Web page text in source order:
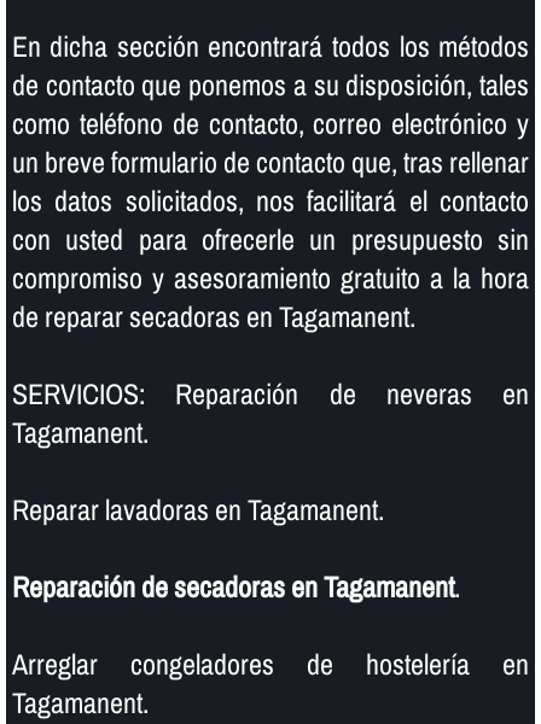
En dicha sección encontrará todos los métodos
de contacto que ponemos a su disposición, tales
como teléfono de contacto, correo electrónico y
un breve formulario de contacto que, tras rellenar
los datos solicitados, nos facilitará el contacto
con usted para ofrecerle un presupuesto sin
compromiso y asesoramiento gratuito a la hora
de reparar secadoras en Tagamanent.
SERVICIOS: Reparación de neveras en
Tagamanent.
Reparar lavadoras en Tagamanent.
Reparación de secadoras en Tagamanent.
Arreglar congeladores de hostelerí­a en
Tagamanent.